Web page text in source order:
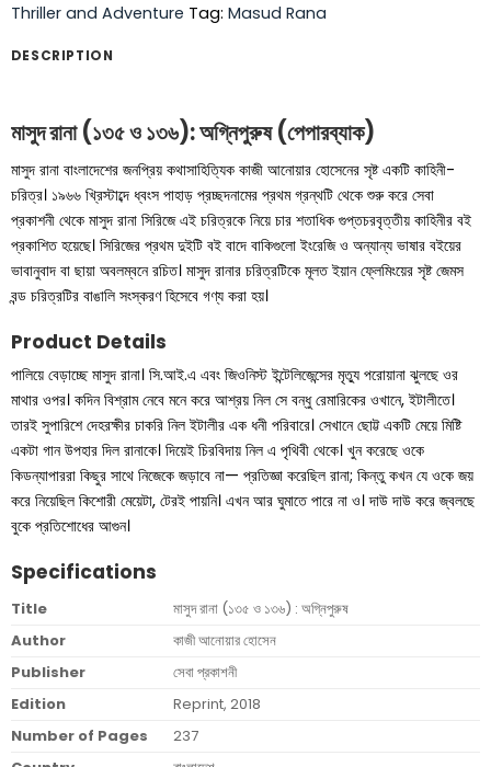
Thriller and Adventure Tag: Masud Rana
DESCRIPTION
মাসুদ রানা (১৩৫ ও ১৩৬): অগ্নিপুরুষ (পেপারব্যাক)
মাসুদ রানা বাংলাদেশের জনপ্রিয় কথাসাহিত্যিক কাজী আনোয়ার হোসেনের সৃষ্ট একটি কাহিনী-
চরিত্র। ১৯৬৬ খ্রিস্টাব্দে ধ্বংস পাহাড় প্রচ্ছদনামের প্রথম গ্রন্থটি থেকে শুরু করে সেবা
প্রকাশনী থেকে মাসুদ রানা সিরিজে এই চরিত্রকে নিয়ে চার শতাধিক গুপ্তচরবৃত্তীয় কাহিনীর বই
প্রকাশিত হয়েছে। সিরিজের প্রথম দুইটি বই বাদে বাকিগুলো ইংরেজি ও অন্যান্য ভাষার বইয়ের
ভাবানুবাদ বা ছায়া অবলম্বনে রচিত। মাসুদ রানার চরিত্রটিকে মূলত ইয়ান ফ্লেমিংয়ের সৃষ্ট জেমস
বন্ড চরিত্রটির বাঙালি সংস্করণ হিসেবে গণ্য করা হয়।
Product Details
পালিয়ে বেড়াচ্ছে মাসুদ রানা। সি.আই.এ এবং জিওনিস্ট ইন্টেলিজেন্সের মৃত্যু পরোয়ানা ঝুলছে ওর
মাথার ওপর। কদিন বিশ্রাম নেবে মনে করে আশ্রয় নিল সে বন্ধু রেমারিকের ওখানে, ইটালীতে।
তারই সুপারিশে দেহরক্ষীর চাকরি নিল ইটালীর এক ধনী পরিবারে। সেখানে ছোট্ট একটি মেয়ে মিষ্টি
একটা গান উপহার দিল রানাকে। দিয়েই চিরবিদায় নিল এ পৃথিবী থেকে। খুন করেছে ওকে
কিডন্যাপাররা কিছুর সাথে নিজেকে জড়াবে না— প্রতিজ্ঞা করেছিল রানা; কিন্তু কখন যে ওকে জয়
করে নিয়েছিল কিশোরী মেয়েটা, টেরই পায়নি। এখন আর ঘুমাতে পারে না ও। দাউ দাউ করে জ্বলছে
বুকে প্রতিশোধের আগুন।
Specifications
Title
মাসুদ রানা (১৩৫ ও ১৩৬) : অগ্নিপুরুষ
Author
কাজী আনোয়ার হোসেন
Publisher
সেবা প্রকাশনী
Edition
Reprint, 2018
Number of Pages
237